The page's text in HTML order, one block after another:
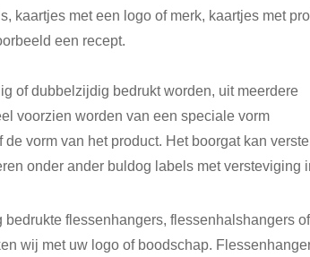
kaartjes met een logo of merk, kaartjes met
een recept.
of dubbelzijdig bedrukt worden, uit meerdere
voorzien worden van een speciale vorm
vorm van het product. Het boorgat kan
onder ander buldog labels met versteviging
flessenhangers, flessenhalshangers
wij met uw logo of boodschap.